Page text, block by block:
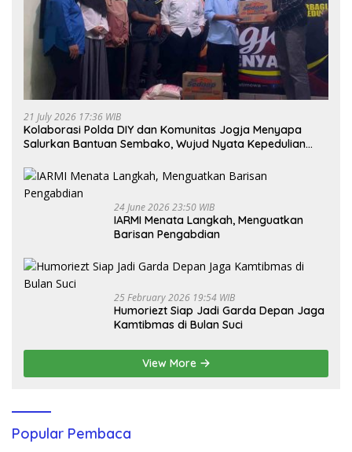
21 July 2026 17:36 WIB
Kolaborasi Polda DIY dan Komunitas Jogja Menyapa
Salurkan Bantuan Sembako, Wujud Nyata Kepedulian
24 June 2026 23:50 WIB
IARMI Menata Langkah, Menguatkan
Barisan Pengabdian
25 February 2026 19:54 WIB
Humoriezt Siap Jadi Garda Depan Jaga
Kamtibmas di Bulan Suci
View More
Popular Pembaca